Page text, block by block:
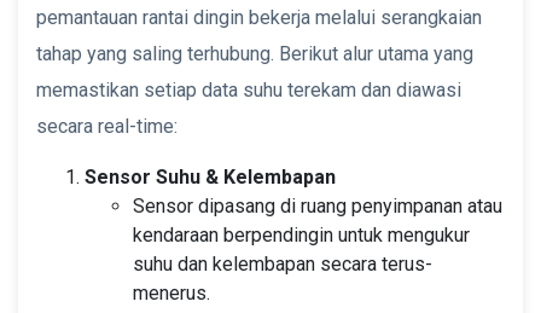
pemantauan rantai dingin bekerja melalui serangkaian
tahap yang saling terhubung. Berikut alur utama yang
memastikan setiap data suhu terekam dan diawasi
secara real-time:
Sensor Suhu & Kelembapan
Sensor dipasang di ruang penyimpanan atau
kendaraan berpendingin untuk mengukur
suhu dan kelembapan secara terus-
menerus.